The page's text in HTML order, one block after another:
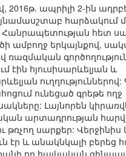
2016թ. ապրիլի 2-ին
հարձակում
հետ
ամբողջ երկայնքով,
ռազմական
էին հյուսիսարևելյան և
ուղղություններով:
ունեցած գրեթե ողջ
Լայնորեն
արտադրության
թռչող սարքեր: Վերջինիս
էր և անակնկալի բերեց